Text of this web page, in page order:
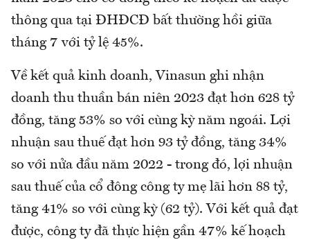
thông qua tại ĐHĐCĐ bất thường hồi giữa
tháng 7 với tỷ lệ 45%.
Về kết quả kinh doanh, Vinasun ghi nhận
doanh thu thuần bán niên 2023 đạt hơn 628 tỷ
đồng, tăng 53% so với cùng kỳ năm ngoái. Lợi
nhuận sau thuế đạt hơn 93 tỷ đồng, tăng 34%
so với nửa đầu năm 2022 - trong đó, lợi nhuận
sau thuế của cổ đông công ty mẹ lãi hơn 88 tỷ,
tăng 41% so với cùng kỳ (62 tỷ). Với kết quả đạt
được, công ty đã thực hiện gần 47% kế hoạch